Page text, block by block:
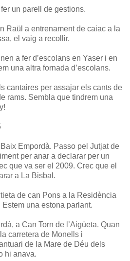
un parell de gestions.
Raül a entrenament de caiac a la
el vaig a recollir.
a fer d’escolans en Yaser i en
una altra fornada d’escolans.
cantaires per assajar els cants de
rams. Sembla que tindrem una
Empordà. Passo pel Jutjat de
per anar a declarar per un
que va ser el 2009. Crec que el
a La Bisbal.
de can Pons a la Residència
Estem una estona parlant.
a Can Torn de l’Aigüeta. Quan
carretera de Monells i
de la Mare de Déu dels
hi anava.